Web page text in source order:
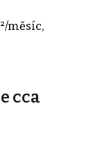
měsíc,
cca